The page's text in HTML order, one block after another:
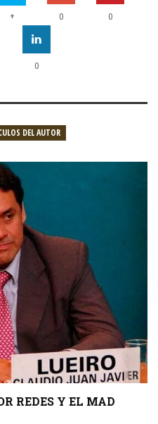
+ 0 0
0
DEL AUTOR
REDES Y EL MAD